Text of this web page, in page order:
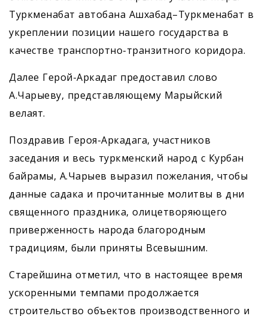
Туркменабат автобана Ашхабад–Туркменабат в
укреплении позиции нашего государства в
качестве транспортно-транзитного коридора.
Далее Герой-Аркадаг предоставил слово
А.Чарыеву, представляющему Марыйский
велаят.
Поздравив Героя-Аркадага, участников
заседания и весь туркменский народ с Курбан
байрамы, А.Чарыев выразил пожелания, чтобы
данные садака и прочитанные молитвы в дни
священного праздника, олицетворяющего
приверженность народа благородным
традициям, были приняты Всевышним.
Старейшина отметил, что в настоящее время
ускоренными темпами продолжается
строительство объектов производственного и